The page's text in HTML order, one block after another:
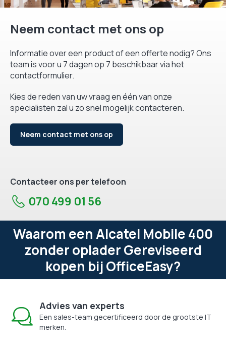
Neem contact met ons op
Informatie over een product of een offerte nodig? Ons
team is voor u 7 dagen op 7 beschikbaar via het
contactformulier.
Kies de reden van uw vraag en één van onze
specialisten zal u zo snel mogelijk contacteren.
Neem contact met ons op
Contacteer ons per telefoon
070 499 01 56
Waarom een Alcatel Mobile 400
zonder oplader Gereviseerd
kopen bij OfficeEasy?
Advies van experts
Een sales-team gecertificeerd door de grootste IT
merken.